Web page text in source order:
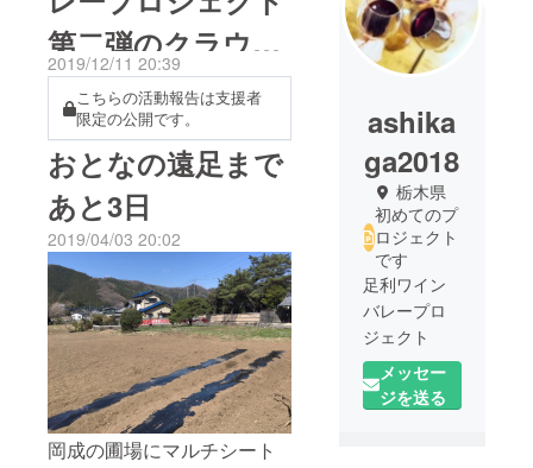
第二弾のクラウド
ファンディングス
タートします
2019/12/11 20:39
こちらの活動報告は支援者
限定の公開です。
おとなの遠足まで
あと3日
2019/04/03 20:02
岡成の圃場にマルチシート
ashika
ga2018
栃木県
初めてのプ
ロジェクト
です
足利ワイン
バレープロ
ジェクト
農業やりな
がら自分の
メッセー
ジを送る